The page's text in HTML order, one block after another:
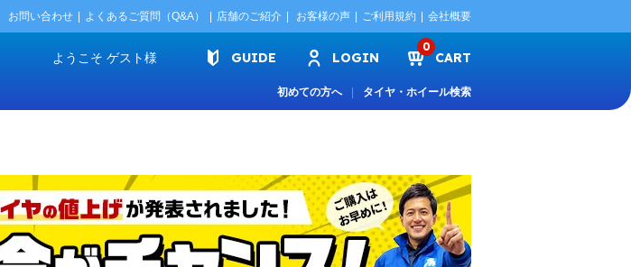
お問い合わせ よくあるご質問（Q&A） 店舗のご紹介 お客様の声 ご利用規約 会社概要
ようこそ ゲスト様 GUIDE LOGIN
0
CART
初めての方へ タイヤ・ホイール検索